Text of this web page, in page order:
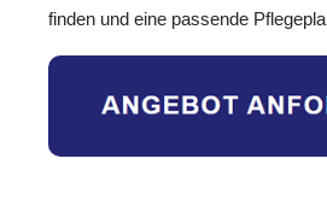
finden und eine passende